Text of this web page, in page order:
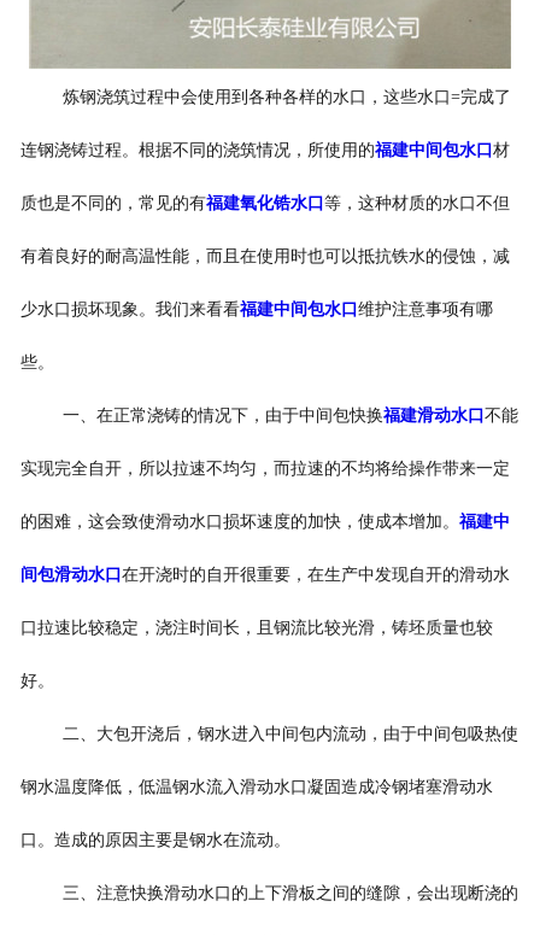
炼钢浇筑过程中会使用到各种各样的水口，这些水口=完成了
连钢浇铸过程。根据不同的浇筑情况，所使用的福建中间包水口 材
质也是不同的，常见的有福建氧化锆水口 等，这种材质的水口不但
有着良好的耐高温性能，而且在使用时也可以抵抗铁水的侵蚀，减
少水口损坏现象。我们来看看福建中间包水口 维护注意事项有哪
些。
一、在正常浇铸的情况下，由于中间包快换福建滑动水口 不能
实现完全自开，所以拉速不均匀，而拉速的不均将给操作带来一定
的困难，这会致使滑动水口损坏速度的加快，使成本增加。 福建中
间包滑动水口 在开浇时的自开很重要，在生产中发现自开的滑动水
口拉速比较稳定，浇注时间长，且钢流比较光滑，铸坯质量也较
好。
二、大包开浇后，钢水进入中间包内流动，由于中间包吸热使
钢水温度降低，低温钢水流入滑动水口凝固造成冷钢堵塞滑动水
口。造成的原因主要是钢水在流动。
三、注意快换滑动水口的上下滑板之间的缝隙，会出现断浇的